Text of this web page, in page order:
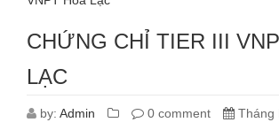
CHỨNG CHỈ TIER III
LẠC
by: Admin 0 comment Tháng